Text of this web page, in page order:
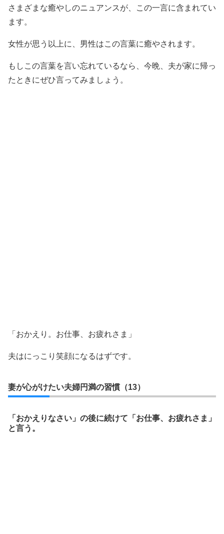
さまざまな癒やしのニュアンスが、この一言に含まれてい
ます。
女性が思う以上に、男性はこの言葉に癒やされます。
もしこの言葉を言い忘れているなら、今晩、夫が家に帰っ
たときにぜひ言ってみましょう。
「おかえり。お仕事、お疲れさま」
夫はにっこり笑顔になるはずです。
妻が心がけたい夫婦円満の習慣（13）
「おかえりなさい」の後に続けて「お仕事、お疲れさま」
と言う。